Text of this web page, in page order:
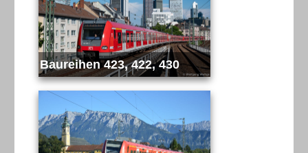
Baureihen 423, 422, 430